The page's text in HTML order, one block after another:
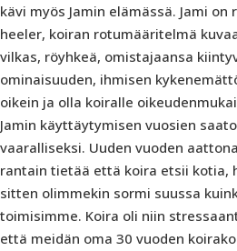
kävi myös Jamin elämässä. Jami
heeler, koiran rotumääritelmä
vilkas, röyhkeä, omistajaansa
ominaisuuden, ihmisen
oikein ja olla koiralle
Jamin käyttäytymisen vuosien
vaaralliseksi. Uuden vuoden
rantain tietää että koira etsii kotia,
sitten olimmekin sormi suussa
toimisimme. Koira oli niin
että meidän oma 30 vuoden